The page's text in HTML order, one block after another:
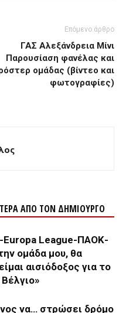
Επόμενο άρθρο
ΓΑΣ Αλεξάνδρεια Μίνι
Παρουσίαση φανέλας και
ομάδας (βίντεο και
φωτογραφίες)
ΑΠΟ ΤΟΝ ΔΗΜΙΟΥΡΓΟ
Europa League-ΠΑΟΚ-
ομάδα μου, θα
αισιόδοξος για το
να… στρώσει δρόμο